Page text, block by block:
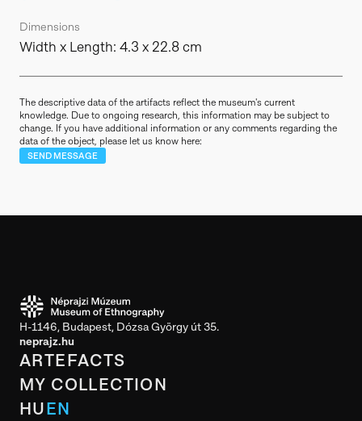
Dimensions
Width x Length: 4.3 x 22.8 cm
The descriptive data of the artifacts reflect the museum's current
knowledge. Due to ongoing research, this information may be subject to
change. If you have additional information or any comments regarding the
data of the object, please let us know here:
SEND MESSAGE
H-1146, Budapest, Dózsa György út 35.
neprajz.hu
ARTEFACTS
MY COLLECTION
HUEN